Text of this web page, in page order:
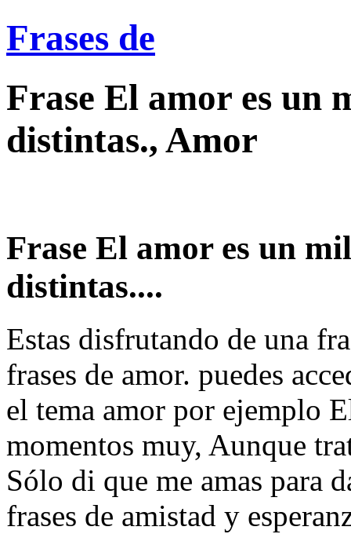
Frases de
Frase El amor es un
distintas., Amor
Frase El amor es un
distintas....
Estas disfrutando de una
frases de amor. puedes
el tema amor por ejemplo
momentos muy, Aunque
Sólo di que me amas para
frases de amistad y